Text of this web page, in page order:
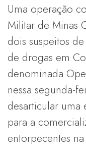
Uma operação
Militar de Minas
dois suspeitos
de drogas em
denominada
nessa segunda-
desarticular uma
para a
entorpecentes